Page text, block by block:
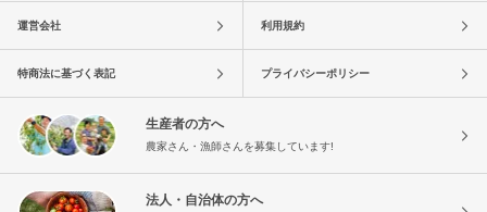
運営会社 利用規約
特商法に基づく表記 プライバシーポリシー
生産者の方へ
農家さん・漁師さんを募集しています!
法人・自治体の方へ